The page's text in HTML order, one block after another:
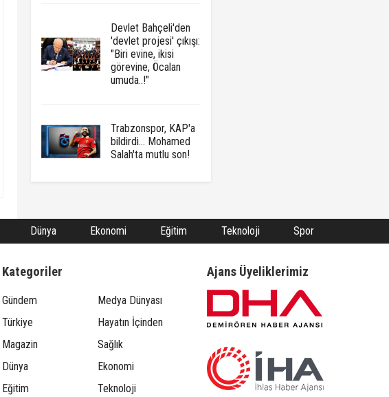
Devlet Bahçeli'den
'devlet projesi' çıkışı:
"Biri evine, ikisi
görevine, Öcalan
umuda..!"
Trabzonspor, KAP'a
bildirdi... Mohamed
Salah'ta mutlu son!
Dünya Ekonomi Eğitim Teknoloji Spor
Kategoriler
Gündem
Medya Dünyası
Türkiye
Hayatın İçinden
Magazin
Sağlık
Dünya
Ekonomi
Eğitim
Teknoloji
Ajans Üyeliklerimiz